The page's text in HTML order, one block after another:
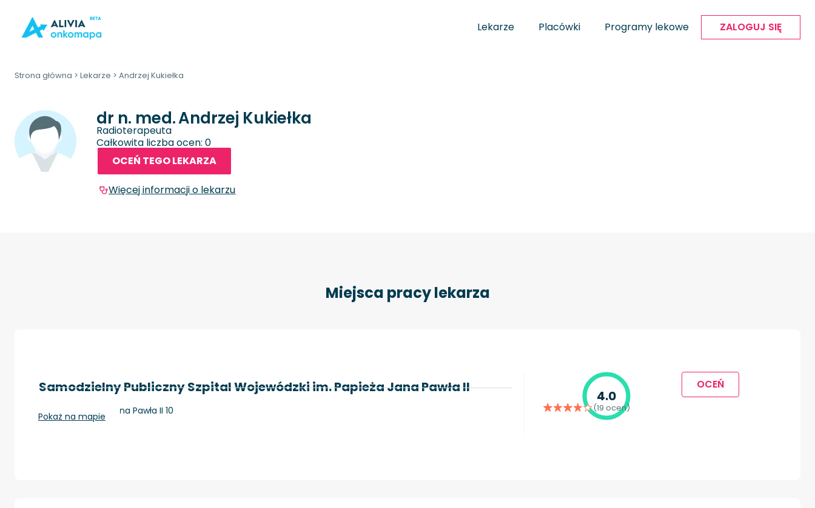
Lekarze Placówki Programy lekowe ZALOGUJ SIĘ
Strona główna > Lekarze > Andrzej Kukiełka
dr n. med.Andrzej Kukiełka
Radioterapeuta
Całkowita liczba ocen: 0
OCEŃ TEGO LEKARZA
Więcej informacji o lekarzu
Miejsca pracy lekarza
Samodzielny Publiczny Szpital Wojewódzki im. Papieża Jana Pawła II
Zamość, Aleje Jana Pawła II 10
Pokaż na mapie
4.0
(19 ocen)
OCEŃ